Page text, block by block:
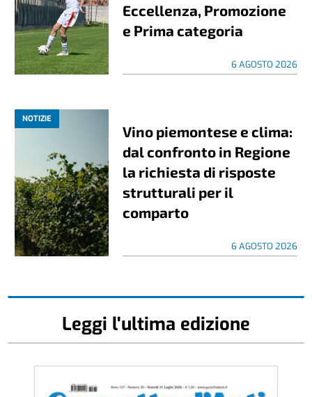
Eccellenza, Promozione
e Prima categoria
6 AGOSTO 2026
NOTIZIE
Vino piemontese e clima:
dal confronto in Regione
la richiesta di risposte
strutturali per il
comparto
6 AGOSTO 2026
Leggi l'ultima edizione